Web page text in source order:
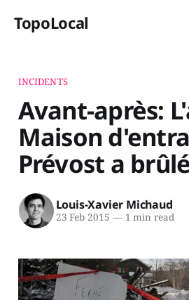
TopoLocal
INCIDENTS
Avant-après:
Maison
Prévost a brûlé
Louis-Xavier Michaud
23 Feb 2015 —1 min read